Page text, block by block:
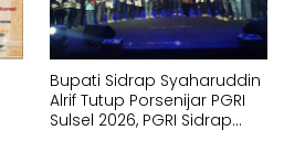
Bupati Sidrap Syaharuddin
Alrif Tutup Porsenijar PGRI
Sulsel 2026, PGRI Sidrap